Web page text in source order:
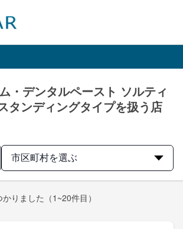
・デンタルペースト ソルティ
タンディングタイプを扱う店
市区町村を選ぶ
りました （1~20件目）